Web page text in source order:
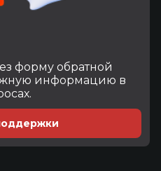
форму обратной
информацию в